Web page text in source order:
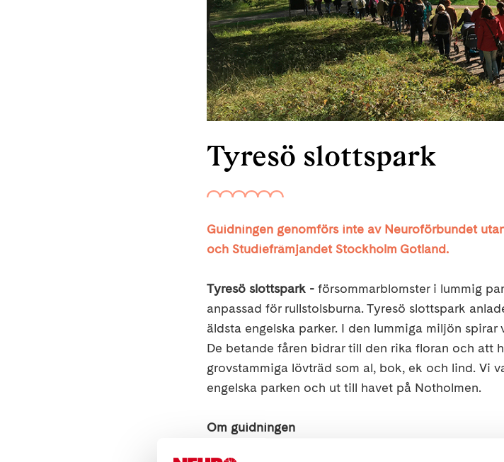
Tyresö slottspark
Guidningen genomförs inte av Neuroförbundet
och Studiefrämjandet Stockholm Gotland.
Tyresö slottspark - försommarblomster i lummig
anpassad för rullstolsburna. Tyresö slottspark
äldsta engelska parker. I den lummiga miljön
De betande fåren bidrar till den rika floran och att
grovstammiga lövträd som al, bok, ek och lind. Vi
engelska parken och ut till havet på Notholmen.
Om guidningen